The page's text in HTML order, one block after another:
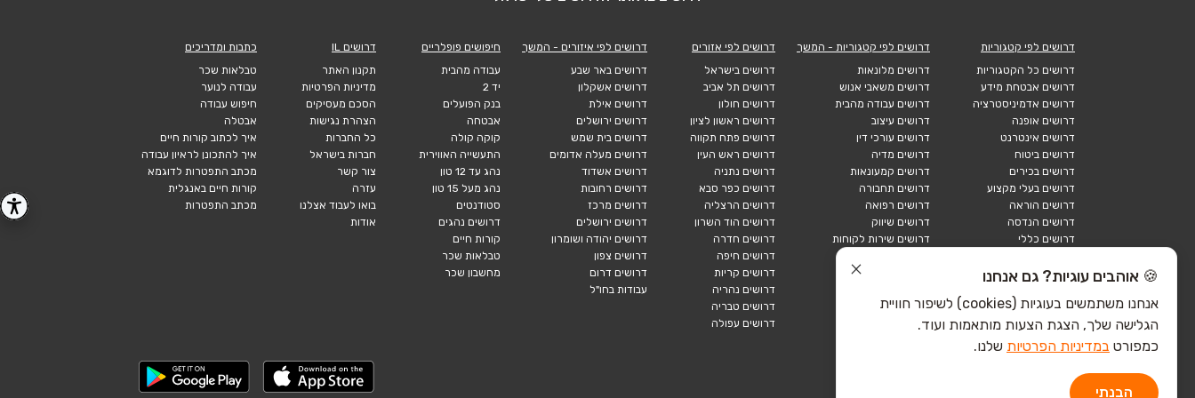
דרושים לפי קטגוריות
דרושים כל הקטגוריות
דרושים אבטחת מידע
דרושים אדמיניסטרציה
דרושים אופנה
דרושים אינטרנט
דרושים ביטוח
דרושים בכירים
דרושים בעלי מקצוע
דרושים הוראה
דרושים הנדסה
דרושים כללי
דרושים לוגיסטיקה
דרושים מכירות
הייטק חומרה
דרושים לפי קטגוריות - המשך
דרושים מלונאות
דרושים משאבי אנוש
דרושים עבודה מהבית
דרושים עיצוב
דרושים עורכי דין
דרושים מדיה
דרושים קמעונאות
דרושים תחבורה
דרושים רפואה
דרושים שיווק
דרושים שירות לקוחות
הייטק כללי
הייטק תוכנה
דרושים לפי אזורים
דרושים בישראל
דרושים תל אביב
דרושים חולון
דרושים ראשון לציון
דרושים פתח תקווה
דרושים ראש העין
דרושים נתניה
דרושים כפר סבא
דרושים הרצליה
דרושים הוד השרון
דרושים חדרה
דרושים חיפה
דרושים קריות
דרושים נהריה
דרושים טבריה
דרושים עפולה
דרושים לפי איזורים - המשך
דרושים באר שבע
דרושים אשקלון
דרושים אילת
דרושים ירושלים
דרושים בית שמש
דרושים מעלה אדומים
דרושים אשדוד
דרושים רחובות
דרושים מרכז
דרושים ירושלים
דרושים יהודה ושומרון
דרושים צפון
דרושים דרום
עבודות בחו"ל
חיפושים פופלריים
עבודה מהבית
יד 2
בנק הפועלים
אבטחה
קוקה קולה
התעשייה האווירית
נהג עד 12 טון
נהג מעל 15 טון
סטודנטים
דרושים נהגים
קורות חיים
טבלאות שכר
מחשבון שכר
דרושים IL
תקנון האתר
מדיניות הפרטיות
הסכם מעסיקים
הצהרת נגישות
כל החברות
חברות בישראל
צור קשר
עזרה
בואו לעבוד אצלנו
אודות
כתבות ומדריכים
טבלאות שכר
עבודה לנוער
חיפוש עבודה
אבטלה
איך לכתוב קורות חיים
איך להתכונן לראיון עבודה
מכתב התפטרות לדוגמא
קורות חיים באנגלית
מכתב התפטרות
🍪 אוהבים עוגיות? גם אנחנו
אנחנו משתמשים בעוגיות (cookies) לשיפור חוויית
הגלישה שלך, הצגת הצעות מותאמות ועוד.
כמפורט במדיניות הפרטיות שלנו.
הבנתי